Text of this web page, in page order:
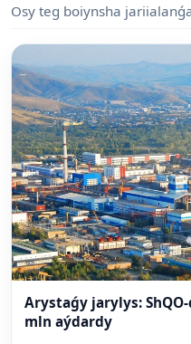
Osy teg boiynsha
Arystaǵy jarylys:
mln aýdardy